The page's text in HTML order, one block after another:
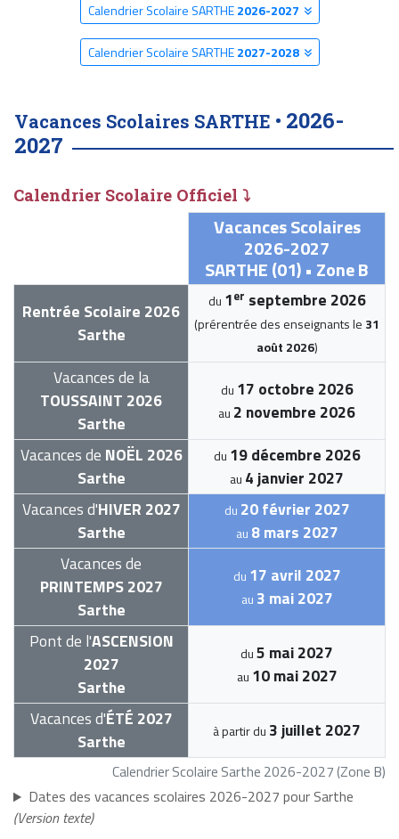
Calendrier Scolaire SARTHE2026-2027
Calendrier Scolaire SARTHE2027-2028
Vacances Scolaires SARTHE • 2026-
2027
Calendrier Scolaire Officiel ⤵
Calendrier Scolaire Sarthe 2026-2027 (Zone B)
Vacances Scolaires
2026-2027
SARTHE (01) • Zone B
Rentrée Scolaire 2026
Sarthe
du 1er septembre 2026
(prérentrée des enseignants le 31
août 2026)
Vacances de la
TOUSSAINT 2026
Sarthe
du 17 octobre 2026
au 2 novembre 2026
Vacances de NOËL 2026
Sarthe
du 19 décembre 2026
au 4 janvier 2027
Vacances d'HIVER 2027
Sarthe
du 20 février 2027
au 8 mars 2027
Vacances de
PRINTEMPS 2027
Sarthe
du 17 avril 2027
au 3 mai 2027
Pont de l'ASCENSION
2027
Sarthe
du5 mai 2027
au 10 mai 2027
Vacances d'ÉTÉ 2027
Sarthe
à partir du 3 juillet 2027
Dates des vacances scolaires 2026-2027 pour Sarthe
(Version texte)